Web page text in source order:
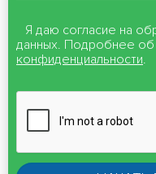
Я даю согласие на
данных. Подробнее
конфиденциальности.